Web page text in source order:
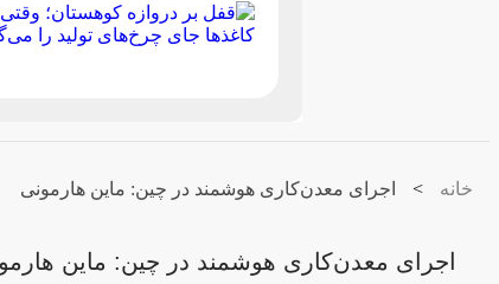
خانه > اجرای معدن‌کاری هوشمند در چین: ماین هارمونی
اجرای معدن‌کاری هوشمند در چین: ماین